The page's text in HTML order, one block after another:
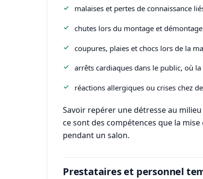
malaises et pertes de connaissance
chutes lors du montage et
coupures, plaies et chocs lors de la
arrêts cardiaques dans le public, où
réactions allergiques ou crises chez
Savoir repérer une détresse au
ce sont des compétences que la
pendant un salon.
Prestataires et personnel